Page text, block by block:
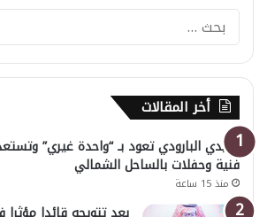
أخر المقالات
هايدي البارودي تعود بـ “واحدة غيري”
فنية وحفلات بالساحل الشمالي
منذ 15 ساعة